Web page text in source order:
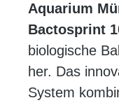
Aquarium
Bactosprint
biologische
her. Das
System